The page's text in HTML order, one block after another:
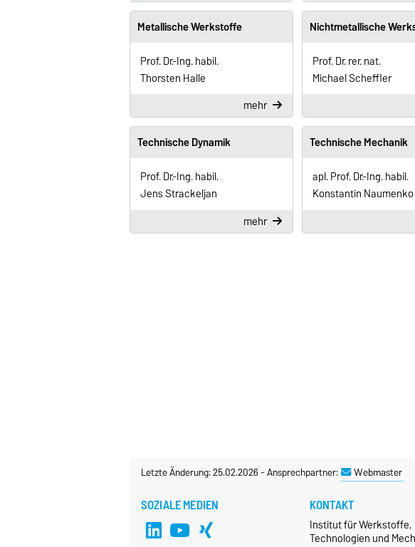
Metallische Werkstoffe
Prof. Dr.-Ing. habil.
Thorsten Halle
mehr
Nichtmetallische
Prof. Dr. rer. nat.
Michael Scheffler
Technische Dynamik
Prof. Dr.-Ing. habil.
Jens Strackeljan
mehr
Technische Mechanik
apl. Prof. Dr.-Ing. habil.
Konstantin Naumenko
Letzte Änderung: 25.02.2026-Ansprechpartner: Webmaster
SOZIALE MEDIEN KONTAKT
Institut für Werkstoffe,
Technologien und